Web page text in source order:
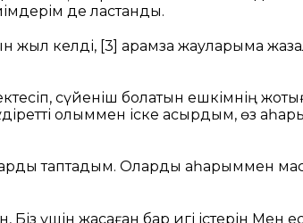
де ластанды.
жыл келді, [3] арамза жауларыма
сүйеніш болатын ешкімнің
қолыммен іске асырдым, өз
таптадым. Оларды қаһарыммен мас
Біз үшін жасаған бар игі істерін Мен